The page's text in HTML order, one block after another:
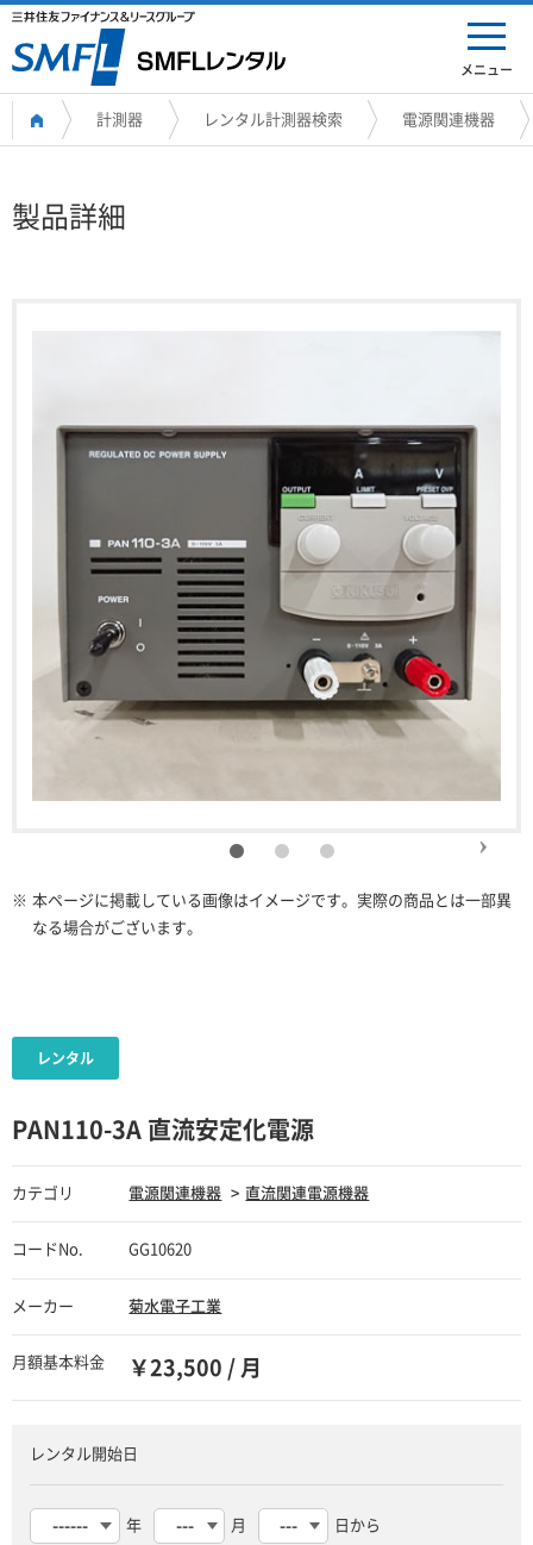
メニュー
計測器 レンタル計測器検索 電源関連機器
製品詳細
※ 本ページに掲載している画像はイメージです。実際の商品とは一部異
なる場合がございます。
PAN110-3A 直流安定化電源
カテゴリ 電源関連機器 直流関連電源機器
コードNo. GG10620
メーカー 菊水電子工業
月額基本料金 ￥23,500 / 月
レンタル開始日
年 月 日から